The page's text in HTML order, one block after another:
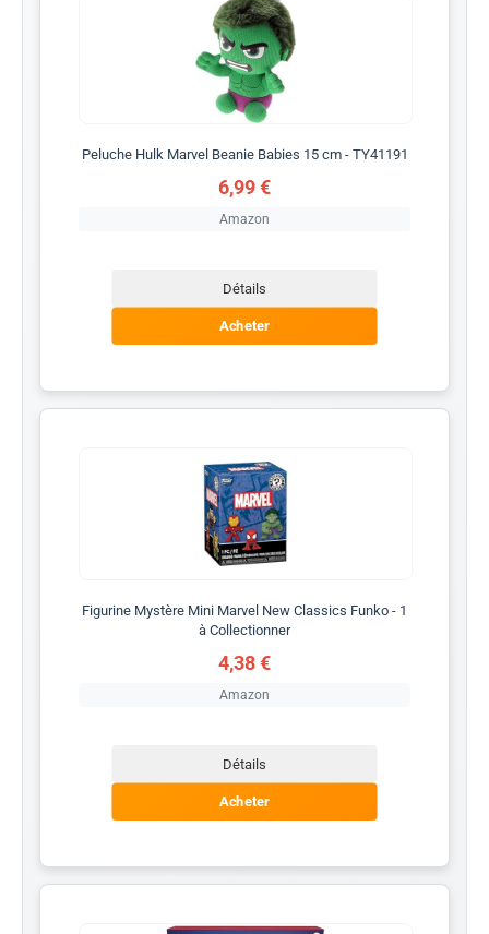
Peluche Hulk Marvel Beanie Babies 15 cm - TY41191
6,99 €
Amazon
Détails
Acheter
Figurine Mystère Mini Marvel New Classics Funko - 1
à Collectionner
4,38 €
Amazon
Détails
Acheter